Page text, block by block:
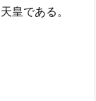
皇である。